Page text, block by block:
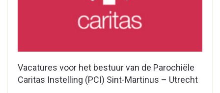
Vacatures voor het bestuur van de Parochiële
Caritas Instelling (PCI) Sint-Martinus – Utrecht